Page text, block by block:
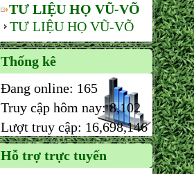
TƯ LIỆU HỌ VŨ-VÕ
TƯ LIỆU HỌ VŨ-VÕ
Thống kê
Đang online: 165
Truy cập hôm nay:8,102
Lượt truy cập: 16,698,146
Hỗ trợ trực tuyến